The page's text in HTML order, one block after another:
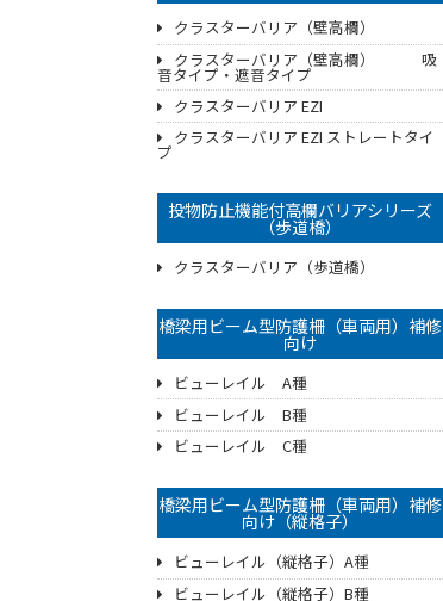
クラスターバリア（壁高欄）
クラスターバリア（壁高欄） 吸
音タイプ・遮音タイプ
クラスターバリア EZI
クラスターバリア EZI ストレートタイ
プ
投物防止機能付高欄バリアシリーズ
（歩道橋）
クラスターバリア（歩道橋）
橋梁用ビーム型防護柵（車両用）補修
向け
ビューレイル A種
ビューレイル B種
ビューレイル C種
橋梁用ビーム型防護柵（車両用）補修
向け（縦格子）
ビューレイル（縦格子）A種
ビューレイル（縦格子）B種